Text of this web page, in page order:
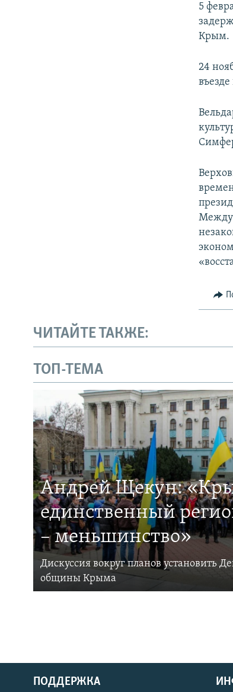
5
Крым.
24
ЧИТАЙТЕ ТАКЖЕ:
ТОП-ТЕМА
Андрей Щекун:
единственный
– меньшинство»
Дискуссия вокруг планов установить
общины Крыма
ПОДДЕРЖКА